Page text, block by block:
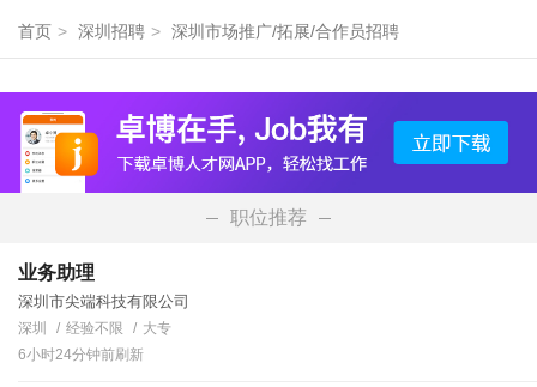
首页 > 深圳招聘 > 深圳市场推广/拓展/合作员招聘
职位推荐
业务助理
深圳市尖端科技有限公司
深圳 经验不限
大专
6小时24分钟前刷新